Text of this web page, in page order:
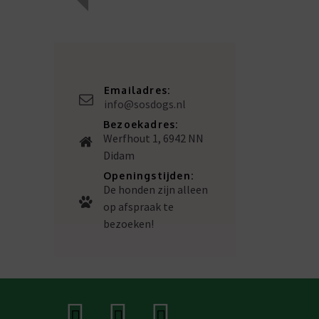
Emailadres:
info@sosdogs.nl
Bezoekadres:
Werfhout 1, 6942 NN
Didam
Openingstijden:
De honden zijn alleen
op afspraak te
bezoeken!